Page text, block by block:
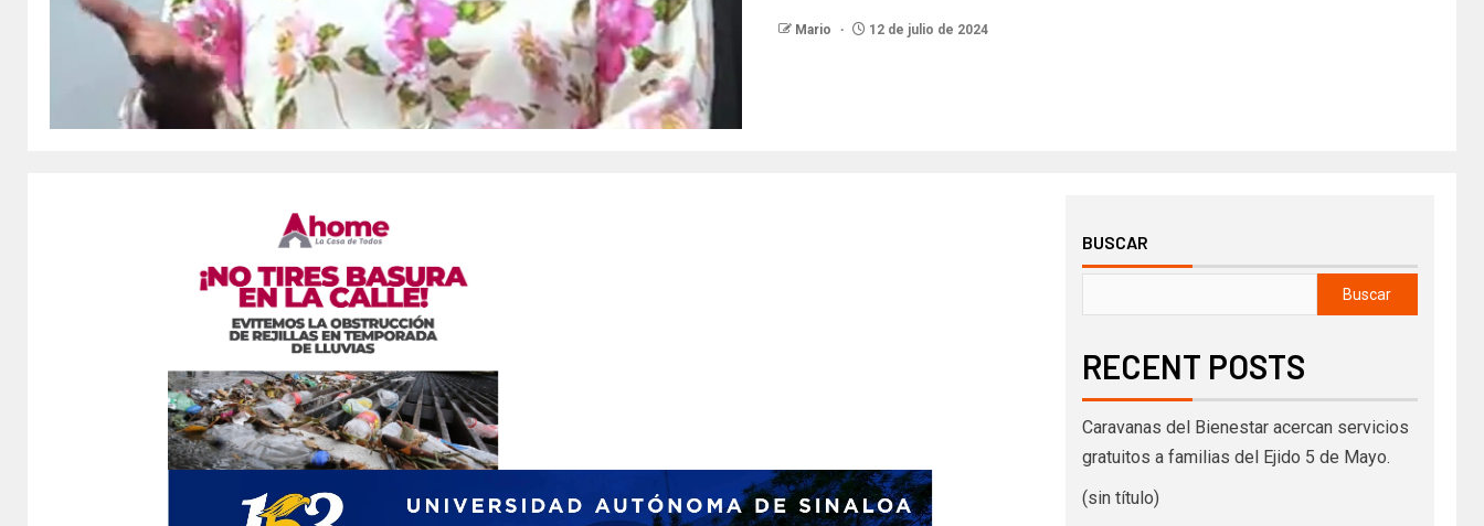
Mario 12 de julio de 2024
BUSCAR
Buscar
RECENT POSTS
Caravanas del Bienestar acercan servicios
gratuitos a familias del Ejido 5 de Mayo.
(sin título)